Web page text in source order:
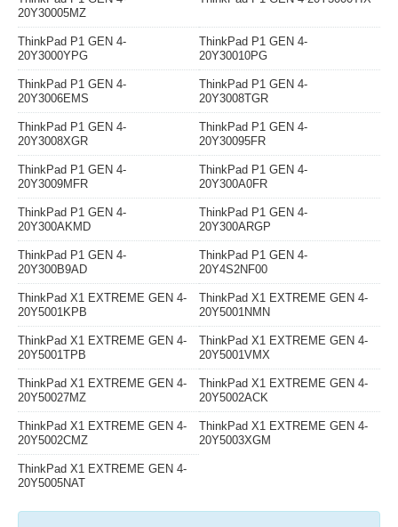
20Y30005MZ
ThinkPad P1 GEN 4-
20Y3000YPG
ThinkPad P1 GEN 4-
20Y30010PG
ThinkPad P1 GEN 4-
20Y3006EMS
ThinkPad P1 GEN 4-
20Y3008TGR
ThinkPad P1 GEN 4-
20Y3008XGR
ThinkPad P1 GEN 4-
20Y30095FR
ThinkPad P1 GEN 4-
20Y3009MFR
ThinkPad P1 GEN 4-
20Y300A0FR
ThinkPad P1 GEN 4-
20Y300AKMD
ThinkPad P1 GEN 4-
20Y300ARGP
ThinkPad P1 GEN 4-
20Y300B9AD
ThinkPad P1 GEN 4-
20Y4S2NF00
ThinkPad X1 EXTREME GEN 4-
20Y5001KPB
ThinkPad X1 EXTREME GEN 4-
20Y5001NMN
ThinkPad X1 EXTREME GEN 4-
20Y5001TPB
ThinkPad X1 EXTREME GEN 4-
20Y5001VMX
ThinkPad X1 EXTREME GEN 4-
20Y50027MZ
ThinkPad X1 EXTREME GEN 4-
20Y5002ACK
ThinkPad X1 EXTREME GEN 4-
20Y5002CMZ
ThinkPad X1 EXTREME GEN 4-
20Y5003XGM
ThinkPad X1 EXTREME GEN 4-
20Y5005NAT